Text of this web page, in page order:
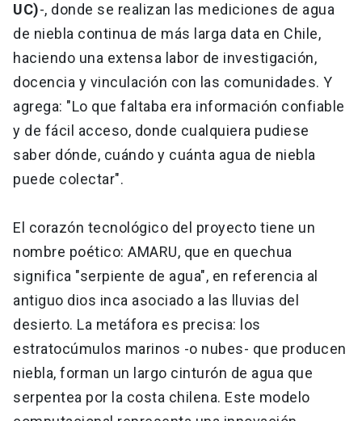
UC)-, donde se realizan las mediciones de agua
de niebla continua de más larga data en Chile,
haciendo una extensa labor de investigación,
docencia y vinculación con las comunidades. Y
agrega: "Lo que faltaba era información confiable
y de fácil acceso, donde cualquiera pudiese
saber dónde, cuándo y cuánta agua de niebla
puede colectar".
El corazón tecnológico del proyecto tiene un
nombre poético: AMARU, que en quechua
significa "serpiente de agua", en referencia al
antiguo dios inca asociado a las lluvias del
desierto. La metáfora es precisa: los
estratocúmulos marinos -o nubes- que producen
niebla, forman un largo cinturón de agua que
serpentea por la costa chilena. Este modelo